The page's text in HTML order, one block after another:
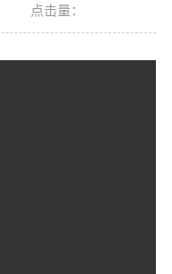
点击量：